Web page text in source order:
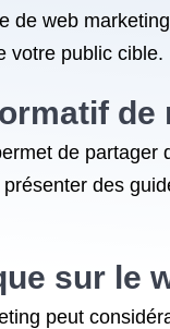
web
votre public cible.
de
des
sur le
peut